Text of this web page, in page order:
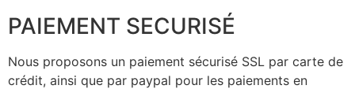
PAIEMENT SECURISÉ
Nous proposons un paiement sécurisé SSL par carte de
crédit, ainsi que par paypal pour les paiements en